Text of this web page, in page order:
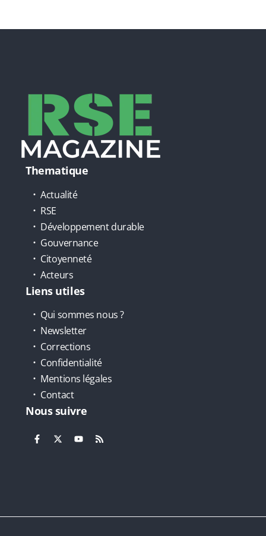
Thematique
Actualité
RSE
Développement durable
Gouvernance
Citoyenneté
Acteurs
Liens utiles
Qui sommes nous ?
Newsletter
Corrections
Confidentialité
Mentions légales
Contact
Nous suivre